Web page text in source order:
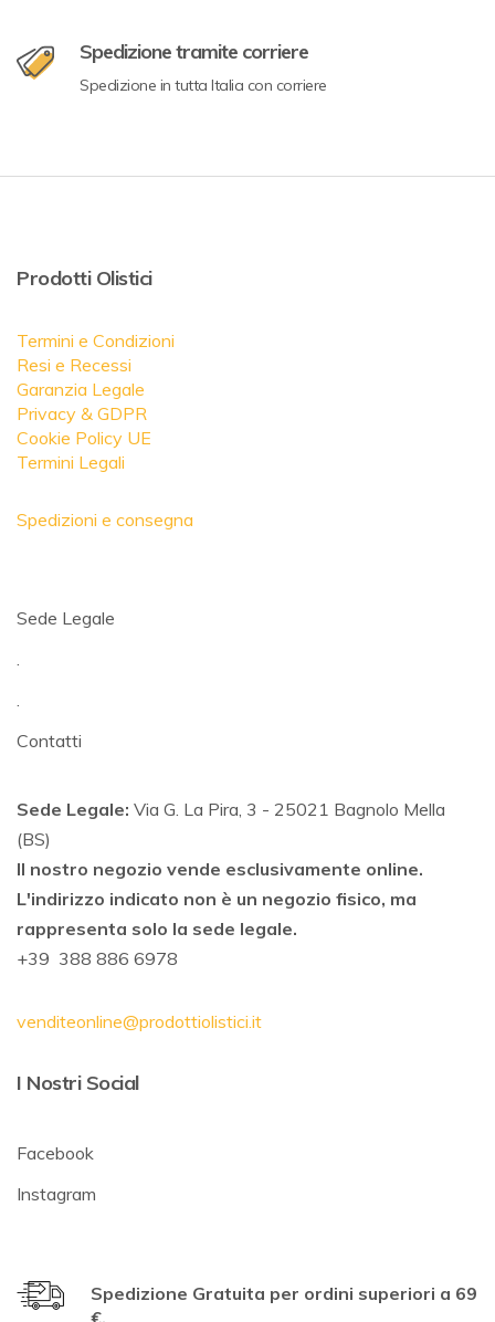
Spedizione tramite corriere
Spedizione in tutta Italia con corriere
Prodotti Olistici
Termini e Condizioni
Resi e Recessi
Garanzia Legale
Privacy & GDPR
Cookie Policy UE
Termini Legali
Spedizioni e consegna
Sede Legale
Contatti
Sede Legale: Via G. La Pira, 3 - 25021 Bagnolo Mella
(BS)
Il nostro negozio vende esclusivamente online.
L'indirizzo indicato non è un negozio fisico, ma
rappresenta solo la sede legale.
+39 388 886 6978
venditeonline@prodottiolistici.it
I Nostri Social
Facebook
Instagram
Spedizione Gratuita per ordini superiori a 69
€.